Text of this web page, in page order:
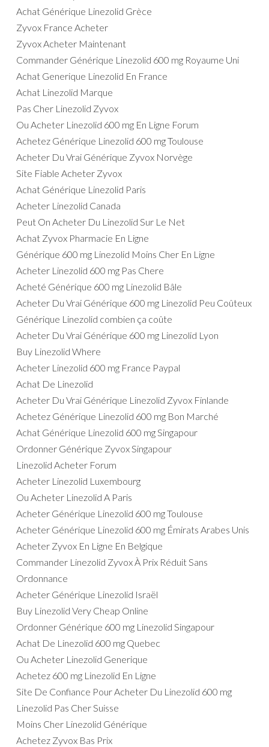
Achat Générique Linezolid Grèce
Zyvox France Acheter
Zyvox Acheter Maintenant
Commander Générique Linezolid 600 mg Royaume Uni
Achat Generique Linezolid En France
Achat Linezolid Marque
Pas Cher Linezolid Zyvox
Ou Acheter Linezolid 600 mg En Ligne Forum
Achetez Générique Linezolid 600 mg Toulouse
Acheter Du Vrai Générique Zyvox Norvège
Site Fiable Acheter Zyvox
Achat Générique Linezolid Paris
Acheter Linezolid Canada
Peut On Acheter Du Linezolid Sur Le Net
Achat Zyvox Pharmacie En Ligne
Générique 600 mg Linezolid Moins Cher En Ligne
Acheter Linezolid 600 mg Pas Chere
Acheté Générique 600 mg Linezolid Bâle
Acheter Du Vrai Générique 600 mg Linezolid Peu Coûteux
Générique Linezolid combien ça coûte
Acheter Du Vrai Générique 600 mg Linezolid Lyon
Buy Linezolid Where
Acheter Linezolid 600 mg France Paypal
Achat De Linezolid
Acheter Du Vrai Générique Linezolid Zyvox Finlande
Achetez Générique Linezolid 600 mg Bon Marché
Achat Générique Linezolid 600 mg Singapour
Ordonner Générique Zyvox Singapour
Linezolid Acheter Forum
Acheter Linezolid Luxembourg
Ou Acheter Linezolid A Paris
Acheter Générique Linezolid 600 mg Toulouse
Acheter Générique Linezolid 600 mg Émirats Arabes Unis
Acheter Zyvox En Ligne En Belgique
Commander Linezolid Zyvox À Prix Réduit Sans
Ordonnance
Acheter Générique Linezolid Israël
Buy Linezolid Very Cheap Online
Ordonner Générique 600 mg Linezolid Singapour
Achat De Linezolid 600 mg Quebec
Ou Acheter Linezolid Generique
Achetez 600 mg Linezolid En Ligne
Site De Confiance Pour Acheter Du Linezolid 600 mg
Linezolid Pas Cher Suisse
Moins Cher Linezolid Générique
Achetez Zyvox Bas Prix